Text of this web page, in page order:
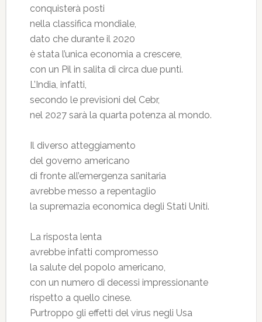
conquisterà posti
nella classifica mondiale,
dato che durante il 2020
è stata l’unica economia a crescere,
con un Pil in salita di circa due punti.
L’India, infatti,
secondo le previsioni del Cebr,
nel 2027 sarà la quarta potenza al mondo.
Il diverso atteggiamento
del governo americano
di fronte all’emergenza sanitaria
avrebbe messo a repentaglio
la supremazia economica degli Stati Uniti.
La risposta lenta
avrebbe infatti compromesso
la salute del popolo americano,
con un numero di decessi impressionante
rispetto a quello cinese.
Purtroppo gli effetti del virus negli Usa